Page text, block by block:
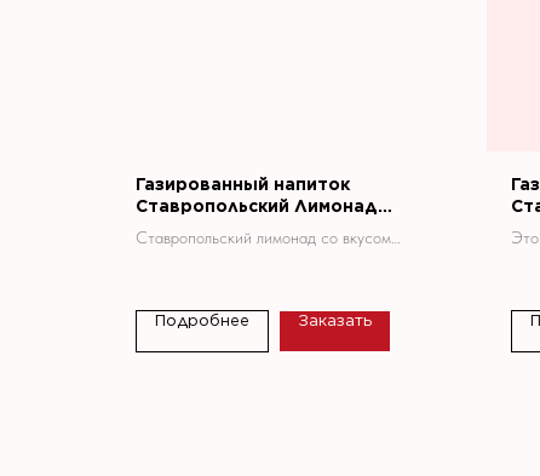
Газированный напиток
Ставропольский Лимонад
"Грушевый" 1,5 л.
Ставропольский лимонад со вкусом
нежный жёлтый цвет и насыщенный
фруктовый аромат. Он обладает
характерным сладким вкусом с
Подробнее Заказать